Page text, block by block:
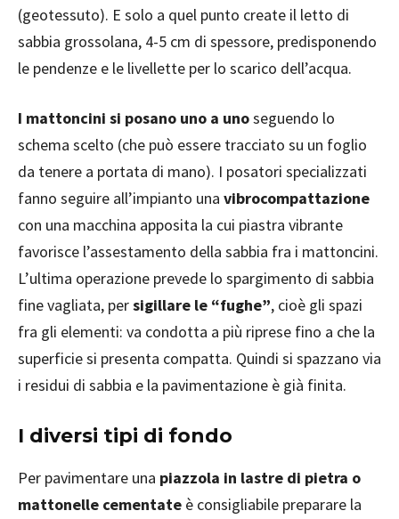
(geotessuto). E solo a quel punto create il letto di
sabbia grossolana, 4-5 cm di spessore, predisponendo
le pendenze e le livellette per lo scarico dell’acqua.
I mattoncini si posano uno a unoseguendo lo
schema scelto (che può essere tracciato su un foglio
da tenere a portata di mano). I posatori specializzati
fanno seguire all’impianto una vibrocompattazione
con una macchina apposita la cui piastra vibrante
favorisce l’assestamento della sabbia fra i mattoncini.
L’ultima operazione prevede lo spargimento di sabbia
fine vagliata, persigillare le “fughe”, cioè gli spazi
fra gli elementi: va condotta a più riprese fino a che la
superficie si presenta compatta. Quindi si spazzano via
i residui di sabbia e la pavimentazione è già finita.
I diversi tipi di fondo
Per pavimentare una piazzola in lastre di pietra o
mattonelle cementate è consigliabile preparare la